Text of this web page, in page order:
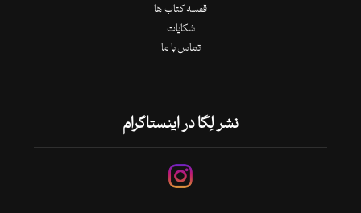
قفسه کتاب ها
شکایات
تماس با ما
نشر لِگا در اینستاگرام